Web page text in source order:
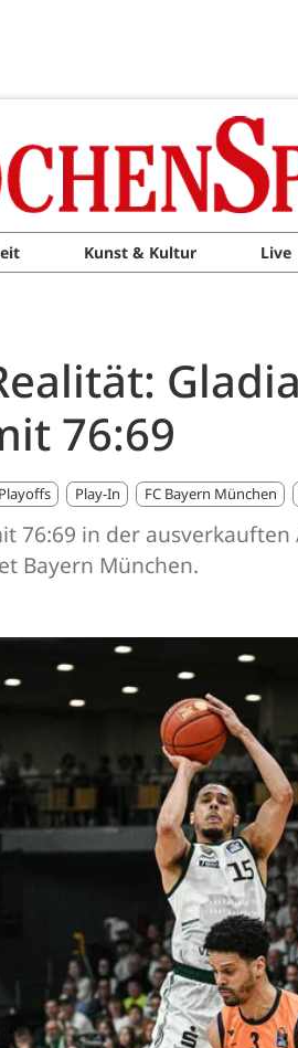
Kunst & Kultur Live
76:69
Playoffs Play-In FC Bayern München
76:69 in der
Bayern München.